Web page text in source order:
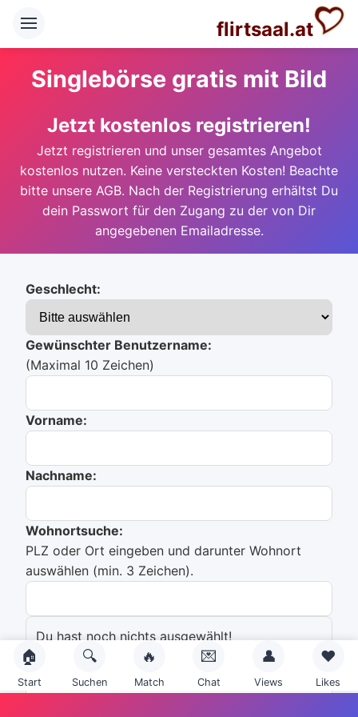
flirtsaal.at
Singlebörse gratis mit Bild
Jetzt kostenlos registrieren!
Jetzt registrieren und unser gesamtes Angebot
kostenlos nutzen. Keine versteckten Kosten! Beachte
bitte unsere AGB. Nach der Registrierung erhältst Du
dein Passwort für den Zugang zu der von Dir
angegebenen Emailadresse.
Geschlecht:
Gewünschter Benutzername:
(Maximal 10 Zeichen)
Vorname:
Nachname:
Wohnortsuche:
PLZ oder Ort eingeben und darunter Wohnort
auswählen (min. 3 Zeichen).
Du hast noch nichts ausgewählt!
Emailadresse:
🏠
Start
🔍
Suchen
🔥
Match
💌
Chat
👤
Views
❤️
Likes